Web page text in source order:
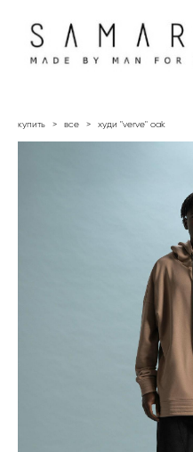
купить > все > худи "verve" oak